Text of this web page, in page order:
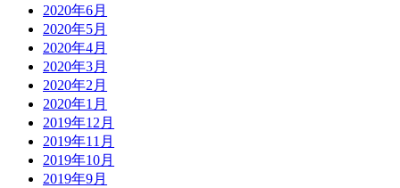
2020年6月
2020年5月
2020年4月
2020年3月
2020年2月
2020年1月
2019年12月
2019年11月
2019年10月
2019年9月